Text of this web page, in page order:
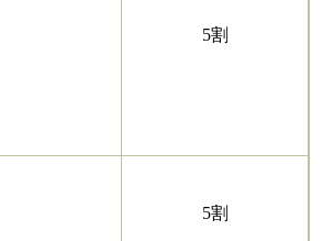
5割
5割